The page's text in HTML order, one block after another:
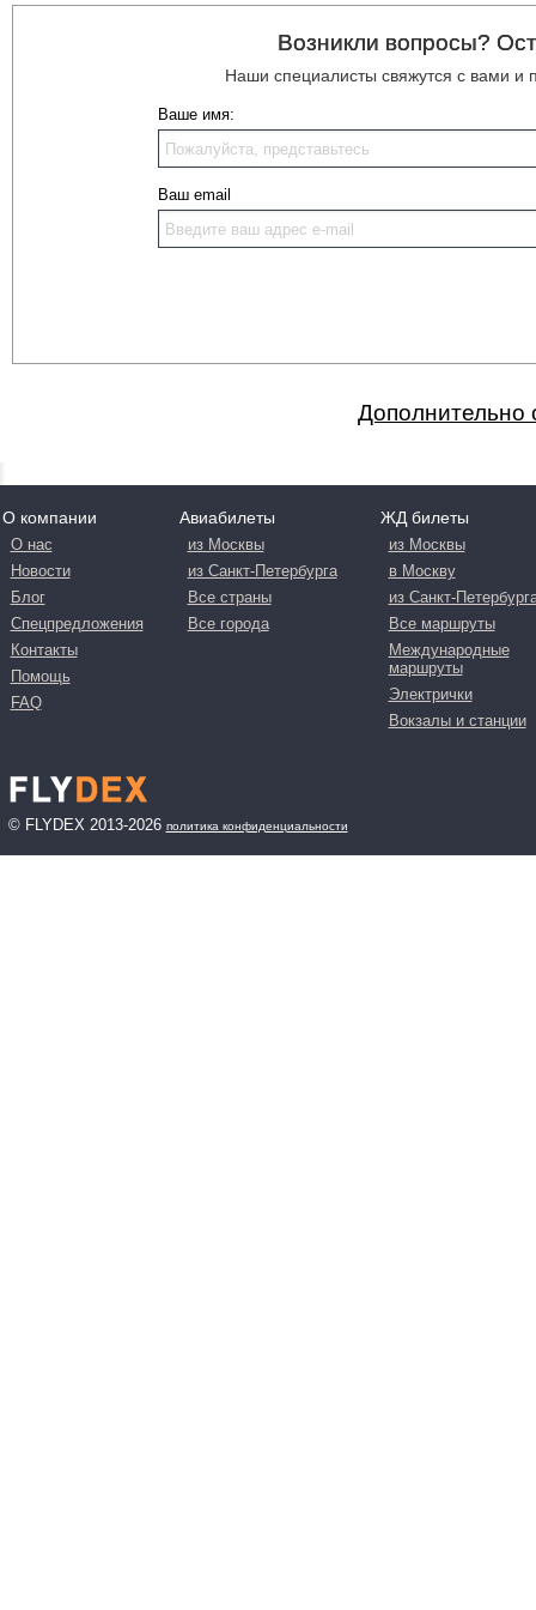
Возникли вопросы?
Наши специалисты свяжутся с вами
Ваше имя:
Ваш email
Дополнительно
О компании
О нас
Новости
Блог
Спецпредложения
Контакты
Помощь
FAQ
Авиабилеты
из Москвы
из Санкт-Петербурга
Все страны
Все города
ЖД билеты
из Москвы
в Москву
из Санкт-
Все маршруты
Международные
маршруты
Электрички
Вокзалы и станции
© FLYDEX 2013-2026 политика конфиденциальности